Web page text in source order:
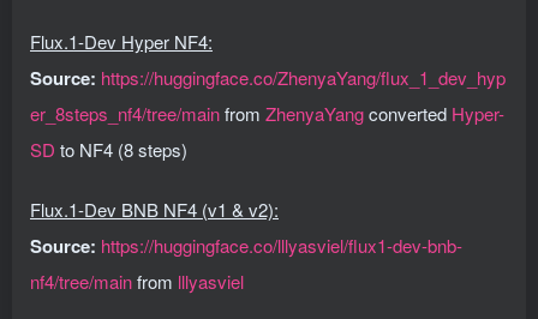
Flux.1-Dev Hyper NF4:
Source: https://huggingface.co/ZhenyaYang/flux_1_dev_hyp
er_8steps_nf4/tree/mainfrom ZhenyaYangconverted Hyper-
SD to NF4 (8 steps)
Flux.1-Dev BNB NF4 (v1 & v2):
Source: https://huggingface.co/lllyasviel/flux1-dev-bnb-
nf4/tree/mainfrom lllyasviel